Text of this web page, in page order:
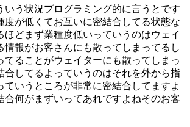
いう状況プログラミング的に言うとです
度が低くてお互いに密結合してる状態な
ほどまず業種度低いっていうのはウェイ
情報がお客さんにも散ってしまってるし
てることがウェイターにも散ってしまっ
合してるよっていうのはそれを外から指
ていうところが非常に密結合してますよ
合何がまずいってあれですよねそのお客